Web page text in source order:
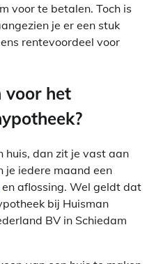
voor te betalen. Toch is
je er een stuk
rentevoordeel voor
voor het
huis, dan zit je vast aan
je iedere maand een
en aflossing. Wel geldt dat
bij Huisman
BV in Schiedam